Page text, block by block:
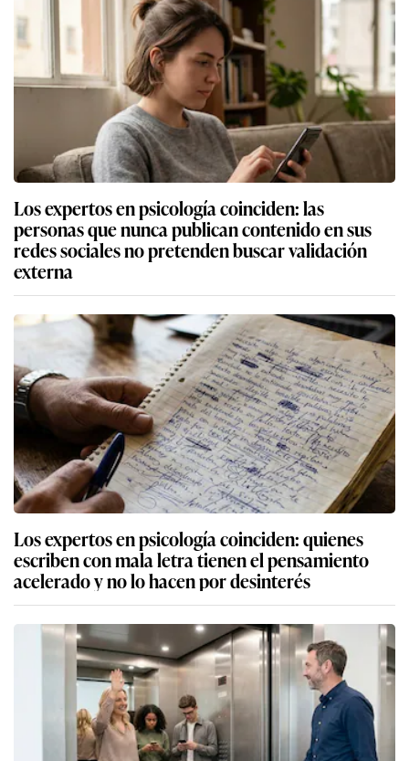
Los expertos en psicología coinciden: las
personas que nunca publican contenido en sus
redes sociales no pretenden buscar validación
externa
Los expertos en psicología coinciden: quienes
escriben con mala letra tienen el pensamiento
acelerado y no lo hacen por desinterés